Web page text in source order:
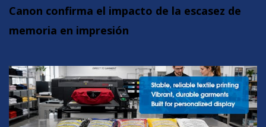
Canon confirma el impacto de la escasez de
memoria en impresión